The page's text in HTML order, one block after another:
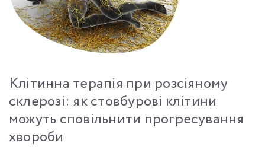
Клітинна терапія при розсіяному
склерозі: як стовбурові клітини
можуть сповільнити прогресування
хвороби